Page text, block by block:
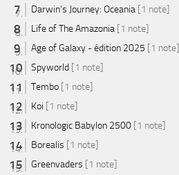
Darwin's Journey: Oceania [1 note]
Life of The Amazonia [1 note]
Age of Galaxy - édition 2025 [1 note]
Spyworld [1 note]
Tembo [1 note]
Koi [1 note]
Kronologic Babylon 2500 [1 note]
Borealis [1 note]
Greenvaders [1 note]